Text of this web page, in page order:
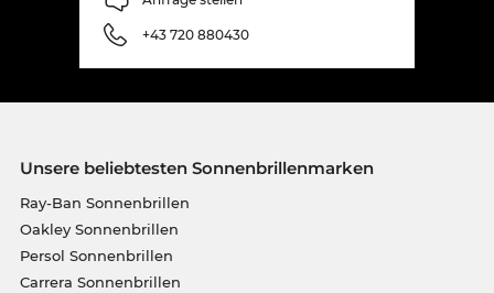
+43 720 880430
Unsere beliebtesten Sonnenbrillenmarken
Ray-Ban Sonnenbrillen
Oakley Sonnenbrillen
Persol Sonnenbrillen
Carrera Sonnenbrillen